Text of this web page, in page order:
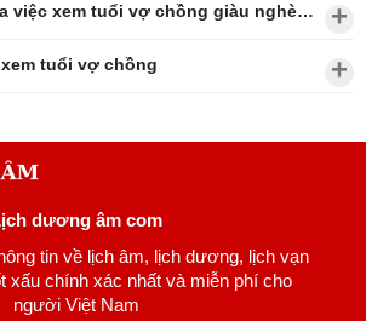
Câu hỏi: Ý nghĩa của việc xem tuổi vợ chồng giàu nghèo?
tuổi vợ chồng
dương âm com
tin về lịch âm, lịch dương, lịch vạn
xấu chính xác nhất và miễn phí cho
người Việt Nam